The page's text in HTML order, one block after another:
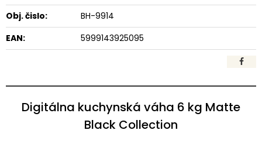
Obj. čislo:
BH-9914
EAN:
5999143925095
Digitálna kuchynská váha 6 kg Matte
Black Collection